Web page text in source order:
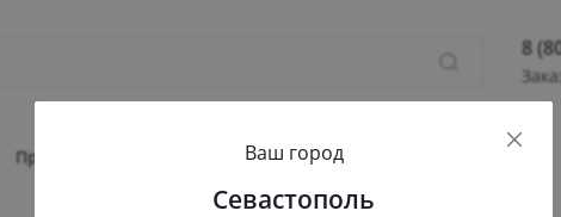
8
Прихожая Гостиная Детская
Ваш город
Севастополь